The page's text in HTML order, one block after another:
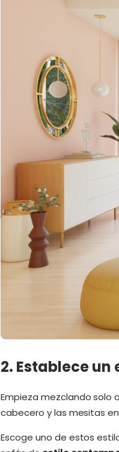
2. Establece
Empieza mezclando solo
cabecero y las mesitas
Escoge uno de estos